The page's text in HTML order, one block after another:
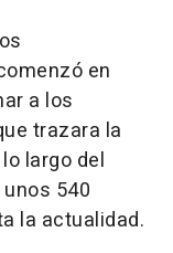
en
a los
trazara la
largo del
540
la actualidad.